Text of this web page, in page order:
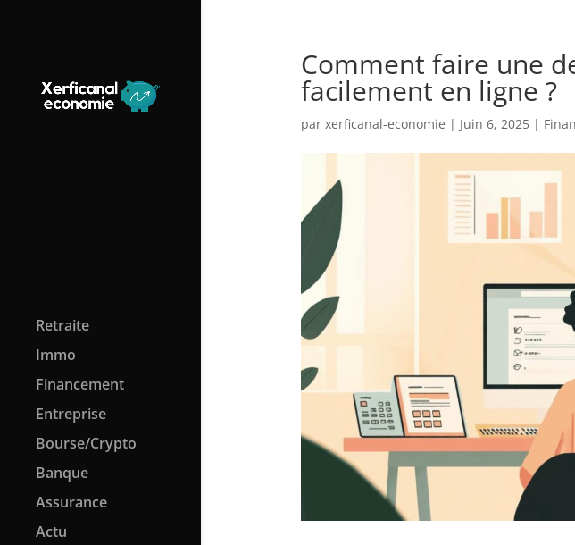
Retraite
Immo
Financement
Entreprise
Bourse/Crypto
Banque
Assurance
Actu
Comment faire une
facilement en ligne ?
par xerficanal-economie | Juin 6, 2025|